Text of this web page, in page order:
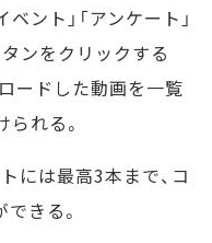
ント」「アンケート」
ンをクリックする
ードした動画を一覧
れる。
には最高3本まで、コ
きる。